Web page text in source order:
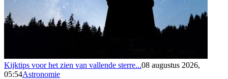
Kijktips voor het zien van vallende sterre...08 augustus 2026,
05:54Astronomie